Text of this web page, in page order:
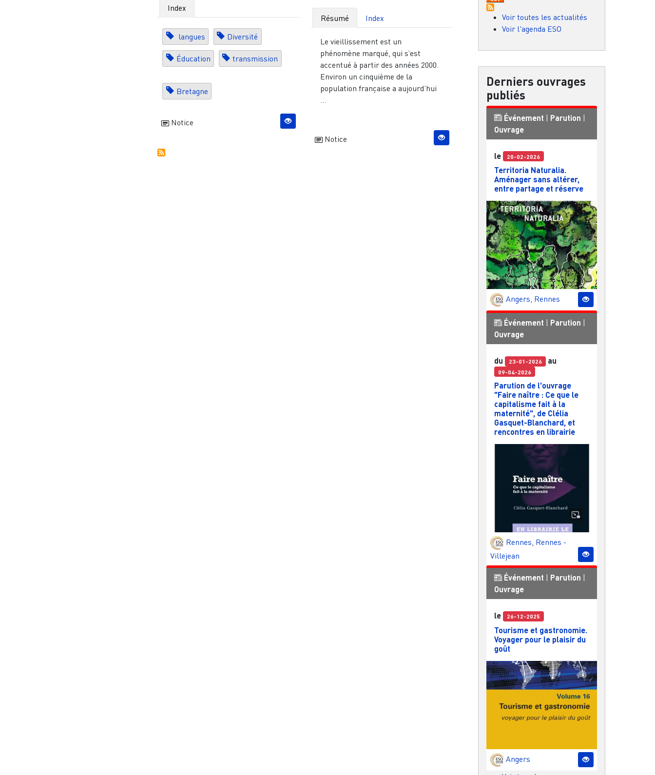
Index
langues Diversité
Éducation transmission
Bretagne
Notice
Résumé Index
Le vieillissement est un
phénomène marqué, qui s’est
accentué à partir des années 2000.
Environ un cinquième de la
population française a aujourd’hui
...
Notice
Voir toutes les actualités
Voir l'agenda ESO
Derniers ouvrages
publiés
Événement | Parution |
Ouvrage
le 20-02-2026
Territoria Naturalia.
Aménager sans altérer,
entre partage et réserve
Angers, Rennes
Événement Parution
Ouvrage
du 23-01-2026 au
09-04-2026
Parution de l'ouvrage
"Faire naître : Ce que le
capitalisme fait à la
maternité", de Clélia
Gasquet-Blanchard, et
rencontres en librairie
Rennes, Rennes -
Villejean
Événement Parution
Ouvrage
le 26-12-2025
Tourisme et gastronomie.
Voyager pour le plaisir du
goût
Angers